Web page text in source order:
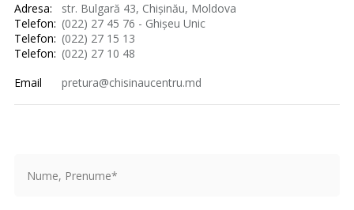
Adresa:
str. Bulgară 43, Chișinău, Moldova
Telefon: (022) 27 45 76 - Ghișeu Unic
Telefon: (022) 27 15 13
Telefon: (022) 27 10 48
Email
pretura@chisinaucentru.md